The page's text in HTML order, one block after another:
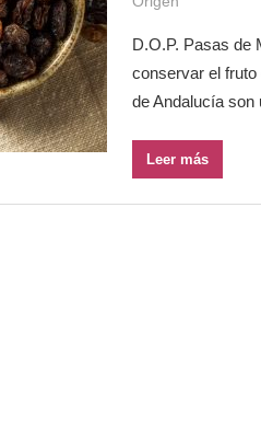
D.O.P. Pasas de
conservar el
de Andalucía son
Leer más